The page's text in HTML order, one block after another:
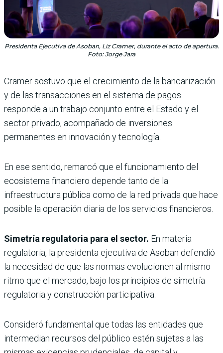
Presidenta Ejecutiva de Asoban, Liz Cramer, durante el acto de apertura.
Foto: Jorge Jara
Cramer sostuvo que el crecimiento de la bancarización
y de las transacciones en el sistema de pagos
responde a un trabajo conjunto entre el Estado y el
sector privado, acompañado de inversiones
permanentes en innovación y tecnología.
En ese sentido, remarcó que el funcionamiento del
ecosistema financiero depende tanto de la
infraestructura pública como de la red privada que hace
posible la operación diaria de los servicios financieros.
Simetría regulatoria para el sector. En materia
regulatoria, la presidenta ejecutiva de Asoban defendió
la necesidad de que las normas evolucionen al mismo
ritmo que el mercado, bajo los principios de simetría
regulatoria y construcción participativa.
Consideró fundamental que todas las entidades que
intermedian recursos del público estén sujetas a las